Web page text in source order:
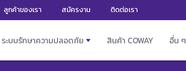
ลูกค้าของเรา สมัครงาน ติดต่อเรา
ระบบรักษาความปลอดภัย สินค้า COWAY อื่น ๆ